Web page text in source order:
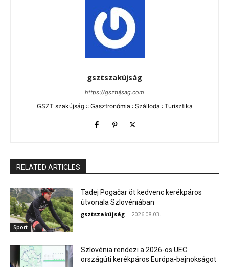
gsztszakújság
https://gsztujsag.com
GSZT szakújság :: Gasztronómia : Szálloda : Turisztika
RELATED ARTICLES
Sport
Tadej Pogačar öt kedvenc kerékpáros
útvonala Szlovéniában
gsztszakújság - 2026.08.03.
Szlovénia rendezi a 2026-os UEC
országúti kerékpáros Európa-bajnokságot